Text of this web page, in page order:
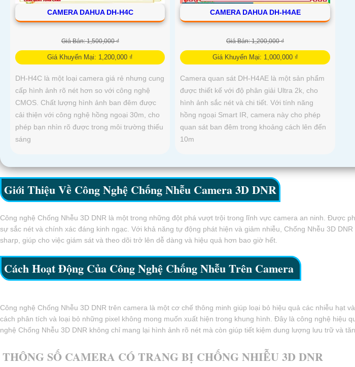
CAMERA DAHUA DH-H4C
Giá Bán: 1,500,000 ₫
Giá Khuyến Mại: 1,200,000 ₫
DH-H4C là một loại camera giá rẻ nhưng cung
cấp hình ảnh rõ nét hơn so với công nghệ
CMOS. Chất lượng hình ảnh ban đêm được
cải thiện với công nghệ hồng ngoại 30m, cho
phép bạn nhìn rõ được trong môi trường thiếu
sáng
CAMERA DAHUA DH-H4AE
Giá Bán: 1,200,000 ₫
Giá Khuyến Mại: 1,000,000 ₫
Camera quan sát DH-H4AE là một sản phẩm
được thiết kế với độ phân giải Ultra 2k, cho
hình ảnh sắc nét và chi tiết. Với tính năng
hồng ngoại Smart IR, camera này cho phép
quan sát ban đêm trong khoảng cách lên đến
10m
Giới Thiệu Về Công Nghệ Chống Nhễu Camera 3D DNR
Công nghệ Chống Nhễu 3D DNR là một trong những đột phá vượt trội trong lĩnh vực camera an ninh. Được
sự sắc nét và chính xác đáng kinh ngạc. Với khả năng tự động phát hiện và giảm nhiễu, Chống Nhễu 3D
sharp, giúp cho việc giám sát và theo dõi trở lên dễ dàng và hiệu quả hơn bao giờ hết.
Cách Hoạt Động Của Công Nghệ Chống Nhễu Trên Camera
Công nghệ Chống Nhễu 3D DNR trên camera là một cơ chế thông minh giúp loại bỏ hiệu quả các nhiễu
cách phân tích và loại bỏ những pixel không mong muốn xuất hiện trong khung hình. Đây là công nghệ hiệu
nghệ Chống Nhễu 3D DNR không chỉ mang lại hình ảnh rõ nét mà còn giúp tiết kiệm dung lượng lưu trữ và
THÔNG SỐ CAMERA CÓ TRANG BỊ CHỐNG NHIỄU 3D DNR